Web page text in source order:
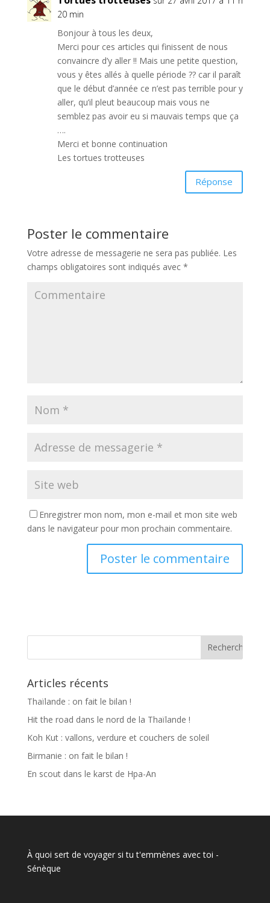
20 min
Bonjour à tous les deux,
Merci pour ces articles qui finissent de nous
convaincre d’y aller !! Mais une petite question,
vous y êtes allés à quelle période ?? car il paraît
que le début d’année ce n’est pas terrible pour y
aller, qu’il pleut beaucoup mais vous ne
semblez pas avoir eu si mauvais temps que ça
….
Merci et bonne continuation
Les tortues trotteuses
Réponse
Poster le commentaire
Votre adresse de messagerie ne sera pas publiée. Les
champs obligatoires sont indiqués avec *
Enregistrer mon nom, mon e-mail et mon site web
dans le navigateur pour mon prochain commentaire.
Articles récents
Thaïlande : on fait le bilan !
Hit the road dans le nord de la Thaïlande !
Koh Kut : vallons, verdure et couchers de soleil
Birmanie : on fait le bilan !
En scout dans le karst de Hpa-An
À quoi sert de voyager si tu t'emmènes avec toi -
Sénèque